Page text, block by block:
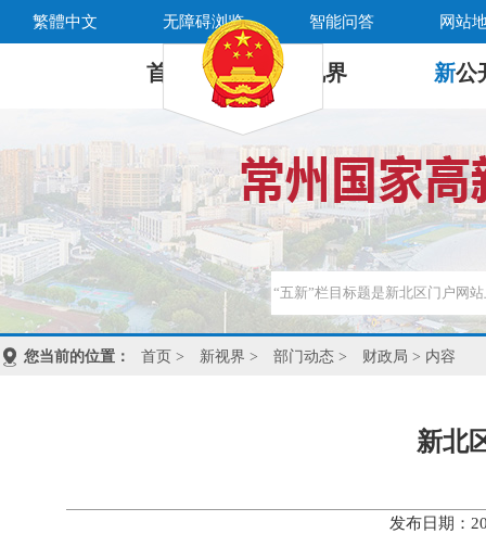
繁體中文 无障碍浏览 智能问答 网站
首 页 新 视界 新公
您当前的位置： 首页 > 新视界 > 部门动态 > 财政局 > 内容
新北
发布日期：